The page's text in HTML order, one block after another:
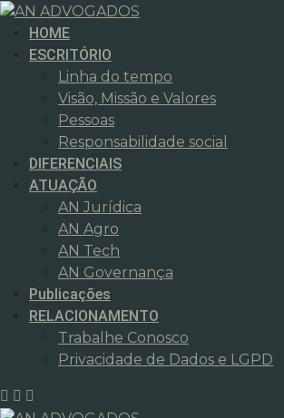
Skip
content
HOME
ESCRITÓRIO
Linha do tempo
Visão, Missão e Valores
Pessoas
Responsabilidade social
DIFERENCIAIS
ATUAÇÃO
AN Jurídica
AN Agro
AN Tech
AN Governança
Publicações
RELACIONAMENTO
Trabalhe Conosco
Privacidade de Dados e LGPD